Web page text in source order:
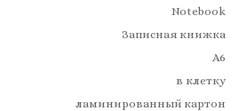
Notebook
Записная книжка
А6
в клетку
ламинированный картон